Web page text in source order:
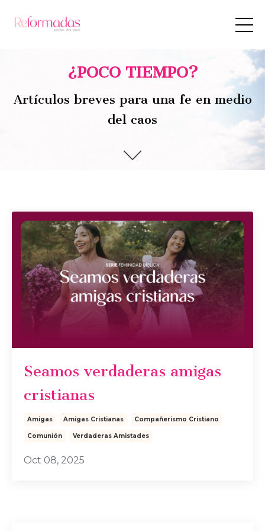
¿POCO TIEMPO?
Artículos breves para una fe en medio
del caos
Seamos verdaderas amigas
cristianas
Amigas Amigas Cristianas Compañerismo Cristiano
Comunión Verdaderas Amistades
Oct 08, 2025